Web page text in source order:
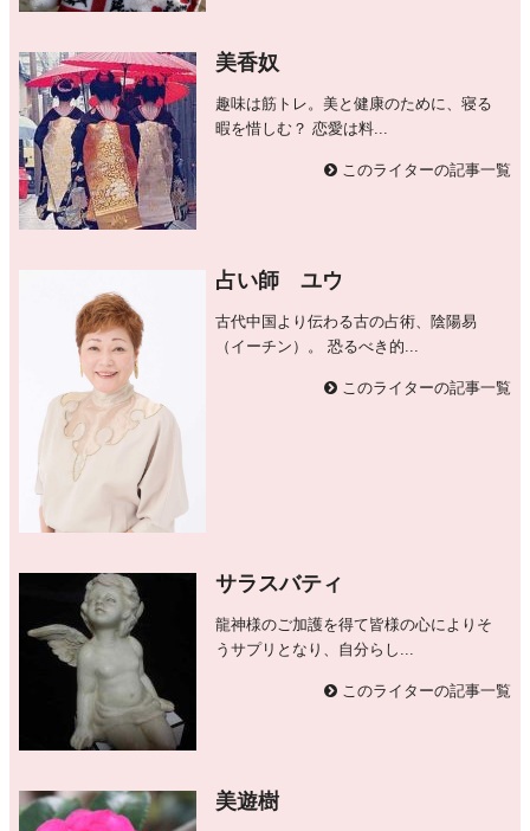
美香奴
趣味は筋トレ。美と健康のために、寝る
暇を惜しむ？ 恋愛は料...
このライターの記事一覧
占い師 ユウ
古代中国より伝わる古の占術、陰陽易
（イーチン）。 恐るべき的...
このライターの記事一覧
サラスバティ
龍神様のご加護を得て皆様の心によりそ
うサプリとなり、自分らし...
このライターの記事一覧
美遊樹